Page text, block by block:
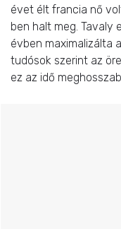
évet élt francia nő
ben halt meg. Tavaly
évben maximalizálta
tudósok szerint az
ez az idő